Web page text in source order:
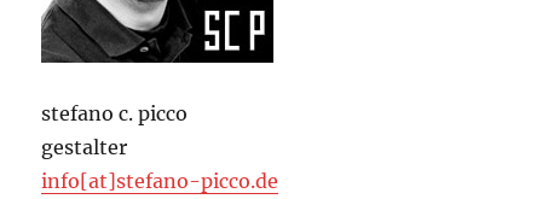
stefano c. picco
gestalter
info[at]stefano-picco.de